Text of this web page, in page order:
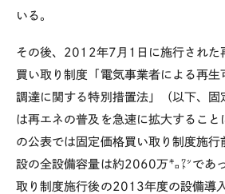
いる。
その後、2012年7月1日に施行された
買い取り制度「電気事業者による再生
調達に関する特別措置法」（以下、固
は再エネの普及を急速に拡大するこ
の公表では固定価格買い取り制度施
設の全設備容量は約2060万㌔㍗であ
取り制度施行後の2013年度の設備導